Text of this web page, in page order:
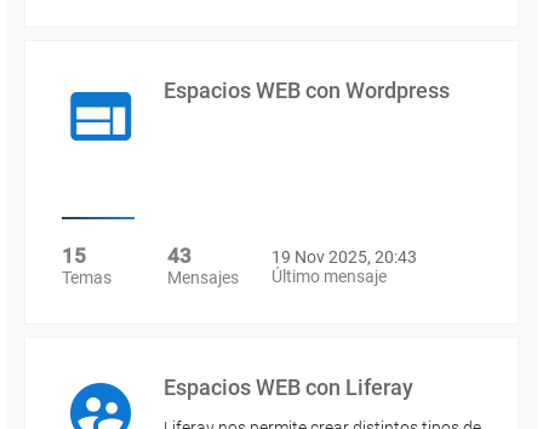
Espacios WEB con Wordpress
15
Temas
43
Mensajes
19 Nov 2025, 20:43
Último mensaje
Espacios WEB con Liferay